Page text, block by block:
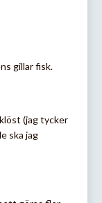
gillar fisk.
(jag tycker
ska jag